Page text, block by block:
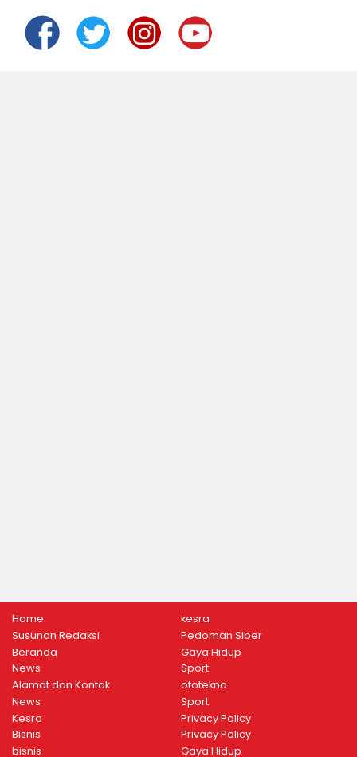
Home
Susunan Redaksi
Beranda
News
Alamat dan Kontak
News
Kesra
Bisnis
bisnis
kesra
Pedoman Siber
Gaya Hidup
Sport
ototekno
Sport
Privacy Policy
Privacy Policy
Gaya Hidup